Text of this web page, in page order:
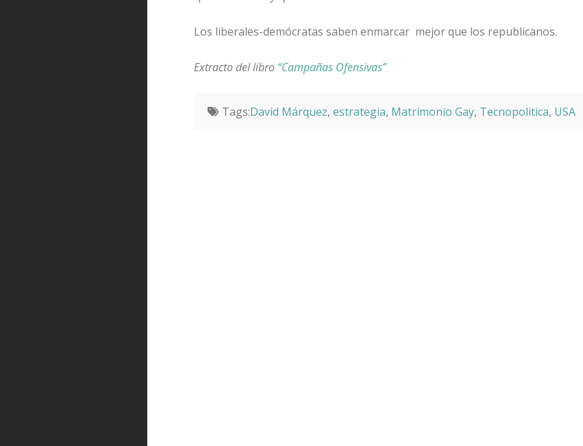
Los liberales-demócratas saben enmarcar mejor que los republicanos.
Extracto del libro “Campañas Ofensivas”
Tags:David Márquez, estrategia, Matrimonio Gay, Tecnopolitica, USA